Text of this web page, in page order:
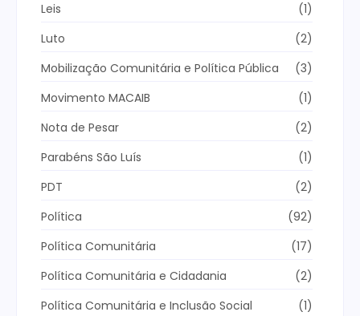
Leis
(1)
Luto
(2)
Mobilização Comunitária e Política Pública
(3)
Movimento MACAIB
(1)
Nota de Pesar
(2)
Parabéns São Luís
(1)
PDT
(2)
Política
(92)
Política Comunitária
(17)
Política Comunitária e Cidadania
(2)
Política Comunitária e Inclusão Social
(1)